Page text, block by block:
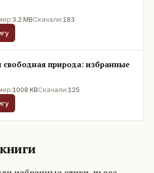
3.2 MBСкачали:183
природа: избранные
1008 KBСкачали:125